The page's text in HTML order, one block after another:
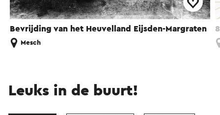
Bevrijding van het Heuvelland Eijsden-Margraten
Mesch
Leuks in de buurt!